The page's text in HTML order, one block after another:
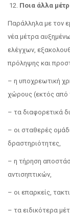
12. Ποια άλλα
Παράλληλα με τον
νέα μέτρα
ελέγχων,
πρόληψης και
– η υποχρεωτική
χώρους (εκτός από
– τα διαφορετικά
– οι σταθερές
δραστηριότητες,
– η τήρηση
αντισηπτικών,
– οι επαρκείς,
– τα ειδικότερα